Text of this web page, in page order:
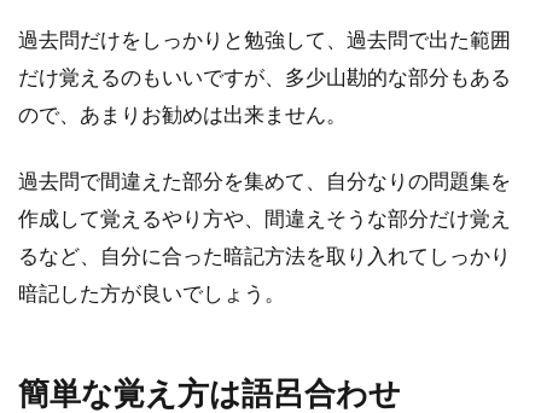
過去問だけをしっかりと勉強して、過去問で出た範囲
だけ覚えるのもいいですが、多少山勘的な部分もある
ので、あまりお勧めは出来ません。
過去問で間違えた部分を集めて、自分なりの問題集を
作成して覚えるやり方や、間違えそうな部分だけ覚え
るなど、自分に合った暗記方法を取り入れてしっかり
暗記した方が良いでしょう。
簡単な覚え方は語呂合わせ